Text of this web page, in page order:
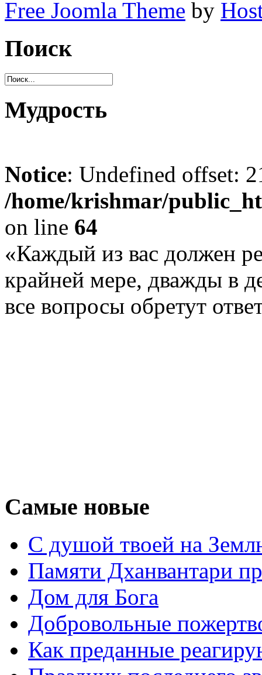
Free Joomla Theme by
Поиск
Мудрость
Notice: Undefined offset:
/home/krishmar/
on line 64
«Каждый из вас должен
крайней мере, дважды в
все вопросы обретут
Самые новые
С душой твоей на
Памяти Дханвантари
Дом для Бога
Добровольные
Как преданные